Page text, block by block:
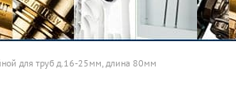
для труб д.16-25мм, длина 80мм